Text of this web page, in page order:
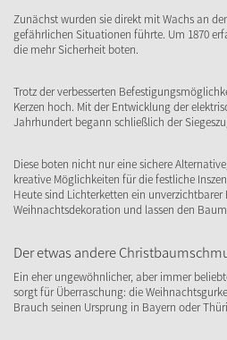
Zunächst wurden sie direkt mit Wachs an
gefährlichen Situationen führte. Um 1870
die mehr Sicherheit boten.
Trotz der verbesserten
Kerzen hoch. Mit der Entwicklung der
Jahrhundert begann schließlich der
Diese boten nicht nur eine sichere
kreative Möglichkeiten für die festliche
Heute sind Lichterketten ein unverzichtbarer
Weihnachtsdekoration und lassen den
Der etwas andere
Ein eher ungewöhnlicher, aber immer
sorgt für Überraschung: die
Brauch seinen Ursprung in Bayern oder